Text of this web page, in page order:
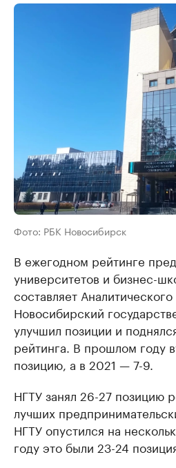
Фото: РБК Новосибирск
В ежегодном рейтинге
университетов и бизнес-
составляет
Новосибирский
улучшил позиции и
рейтинга. В прошлом году
позицию, а в 2021 — 7-9.
НГТУ занял 26-27 позицию
лучших
НГТУ опустился на
году это были 23-24